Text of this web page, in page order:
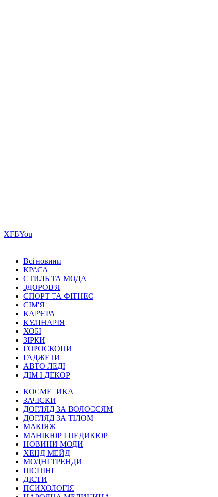
ХFBYou
Всі новини
КРАСА
СТИЛЬ ТА МОДА
ЗДОРОВ'Я
СПОРТ ТА ФІТНЕС
СІМ'Я
КАР'ЄРА
КУЛІНАРІЯ
ХОБІ
ЗІРКИ
ГОРОСКОПИ
ГАДЖЕТИ
АВТО ЛЕДІ
ДІМ І ДЕКОР
КОСМЕТИКА
ЗАЧІСКИ
ДОГЛЯД ЗА ВОЛОССЯМ
ДОГЛЯД ЗА ТІЛОМ
МАКІЯЖ
МАНІКЮР І ПЕДИКЮР
НОВИНИ МОДИ
ХЕНД МЕЙД
МОДНІ ТРЕНДИ
ШОПІНГ
ДІЄТИ
ПСИХОЛОГІЯ